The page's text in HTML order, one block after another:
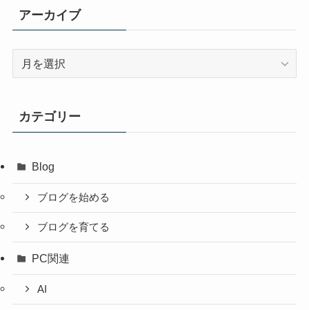
アーカイブ
ブ
カテゴリー
Blog
ブログを始める
ブログを育てる
PC関連
AI